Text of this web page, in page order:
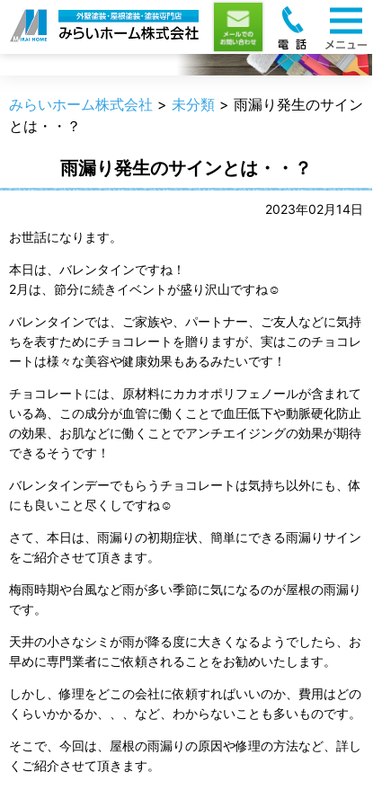
職人のうんちく
みらいホーム株式会社 > 未分類 > 雨漏り発生のサイン
とは・・？
雨漏り発生のサインとは・・？
2023年02月14日
お世話になります。
本日は、バレンタインですね！
2月は、節分に続きイベントが盛り沢山ですね☺
バレンタインでは、ご家族や、パートナー、ご友人などに気持
ちを表すためにチョコレートを贈りますが、実はこのチョコレ
ートは様々な美容や健康効果もあるみたいです！
チョコレートには、原材料にカカオポリフェノールが含まれて
いる為、この成分が血管に働くことで血圧低下や動脈硬化防止
の効果、お肌などに働くことでアンチエイジングの効果が期待
できるそうです！
バレンタインデーでもらうチョコレートは気持ち以外にも、体
にも良いこと尽くしですね☺
さて、本日は、雨漏りの初期症状、簡単にできる雨漏りサイン
をご紹介させて頂きます。
梅雨時期や台風など雨が多い季節に気になるのが屋根の雨漏り
です。
天井の小さなシミが雨が降る度に大きくなるようでしたら、お
早めに専門業者にご依頼されることをお勧めいたします。
しかし、修理をどこの会社に依頼すればいいのか、費用はどの
くらいかかるか、、、など、わからないことも多いものです。
そこで、今回は、屋根の雨漏りの原因や修理の方法など、詳し
くご紹介させて頂きます。